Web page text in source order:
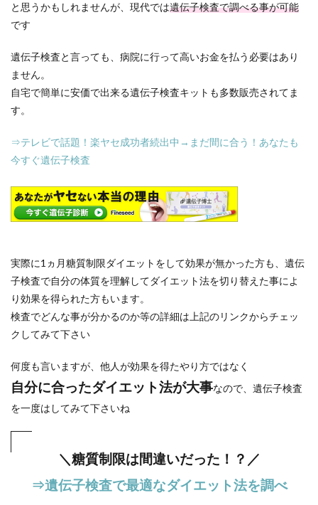
と思うかもしれませんが、現代では遺伝子検査で調べる事が可能
です
遺伝子検査と言っても、病院に行って高いお金を払う必要はあり
ません。
自宅で簡単に安価で出来る遺伝子検査キットも多数販売されてま
す。
⇒テレビで話題！楽ヤセ成功者続出中→まだ間に合う！あなたも
今すぐ遺伝子検査
実際に1ヵ月糖質制限ダイエットをして効果が無かった方も、遺伝
子検査で自分の体質を理解してダイエット法を切り替えた事によ
り効果を得られた方もいます。
検査でどんな事が分かるのか等の詳細は上記のリンクからチェッ
クしてみて下さい
何度も言いますが、他人が効果を得たやり方ではなく
自分に合ったダイエット法が大事なので、遺伝子検査
を一度はしてみて下さいね
＼糖質制限は間違いだった！？／
⇒遺伝子検査で最適なダイエット法を調べ